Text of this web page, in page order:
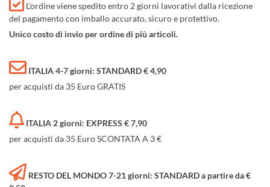
L'ordine viene spedito entro 2 giorni lavorativi dalla ricezione
del pagamento con imballo accurato, sicuro e protettivo.
Unico costo di invio per ordine di più articoli.
ITALIA 4-7 giorni: STANDARD € 4,90
per acquisti da 35 Euro GRATIS
ITALIA 2 giorni: EXPRESS € 7,90
per acquisti da 35 Euro SCONTATA A 3 €
RESTO DEL MONDO 7-21 giorni: STANDARD a partire da €